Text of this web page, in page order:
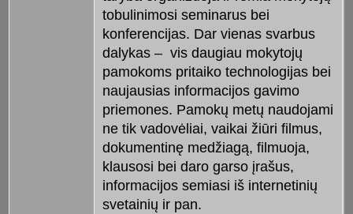
tobulinimosi seminarus bei
konferenci­jas. Dar vienas svarbus
dalykas – vis dau­giau mokytojų
pamokoms pritaiko technologijas bei
naujausias informacijos gavimo
priemones. Pa­mo­kų metų naudojami
ne tik vado­vėliai, vaikai žiūri filmus,
dokumen­tinę medžiagą, filmuoja,
klausosi bei daro garso įrašus,
informacijos semia­si iš internetinių
svetainių ir pan.